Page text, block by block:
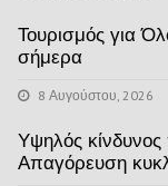
Τουρισμός για
σήμερα
8 Αυγούστου, 2026
Υψηλός
Απαγόρευση